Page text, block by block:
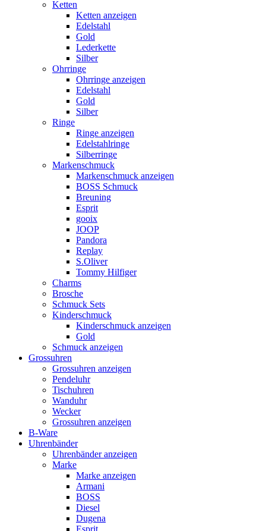
Ketten
Ketten anzeigen
Edelstahl
Gold
Lederkette
Silber
Ohrringe
Ohrringe anzeigen
Edelstahl
Gold
Silber
Ringe
Ringe anzeigen
Edelstahlringe
Silberringe
Markenschmuck
Markenschmuck anzeigen
BOSS Schmuck
Breuning
Esprit
gooix
JOOP
Pandora
Replay
S.Oliver
Tommy Hilfiger
Charms
Brosche
Schmuck Sets
Kinderschmuck
Kinderschmuck anzeigen
Gold
Schmuck anzeigen
Grossuhren
Grossuhren anzeigen
Pendeluhr
Tischuhren
Wanduhr
Wecker
Grossuhren anzeigen
B-Ware
Uhrenbänder
Uhrenbänder anzeigen
Marke
Marke anzeigen
Armani
BOSS
Diesel
Dugena
Esprit